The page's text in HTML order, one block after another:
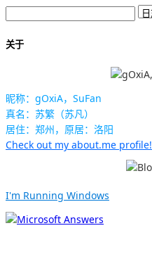
关于
昵称：gOxiA，SuFan
真名：苏繁（苏凡）
居住：郑州，原居：洛阳
Check out my about.me profile!
I'm Running Windows